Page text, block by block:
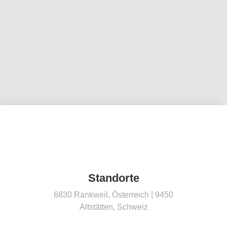
Standorte
6830 Rankweil, Österreich | 9450
Altstätten, Schweiz